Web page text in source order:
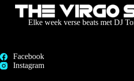
Elke week verse beats met DJ
Facebook
Instagram